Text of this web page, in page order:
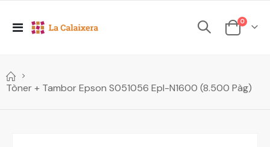
Toggle
Cesta
0elements
Tòner + Tambor Epson S051056 Epl-N1600 (8.500 Pàg)